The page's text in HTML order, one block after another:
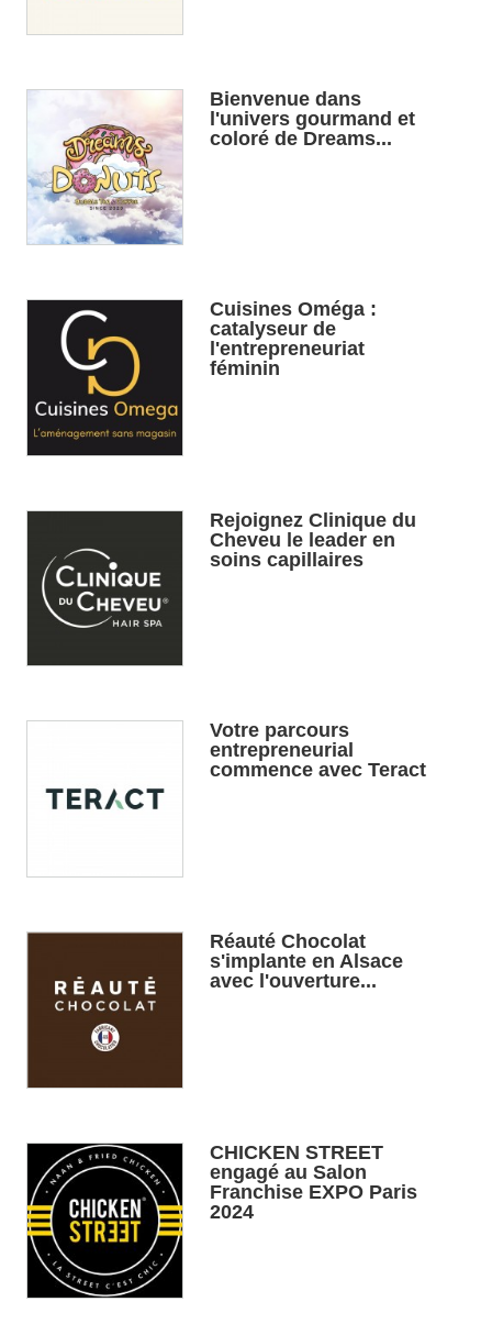
Bienvenue dans
l'univers gourmand et
coloré de Dreams...
Cuisines Oméga :
catalyseur de
l'entrepreneuriat
féminin
Rejoignez Clinique du
Cheveu le leader en
soins capillaires
Votre parcours
entrepreneurial
commence avec Teract
Réauté Chocolat
s'implante en Alsace
avec l'ouverture...
CHICKEN STREET
engagé au Salon
Franchise EXPO Paris
2024